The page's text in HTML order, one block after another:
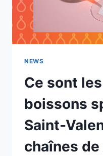
NEWS
Ce sont
boissons
Saint-
chaînes